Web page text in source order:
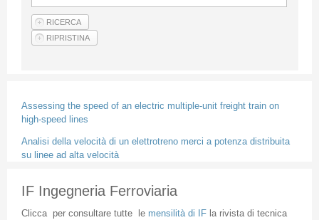
Articoli
Assessing the speed of an electric multiple-unit freight train on
high-speed lines
Analisi della velocità di un elettrotreno merci a potenza distribuita
su linee ad alta velocità
IF Ingegneria Ferroviaria
Cliccaper consultare tuttele mensilità di IFla rivista di tecnica